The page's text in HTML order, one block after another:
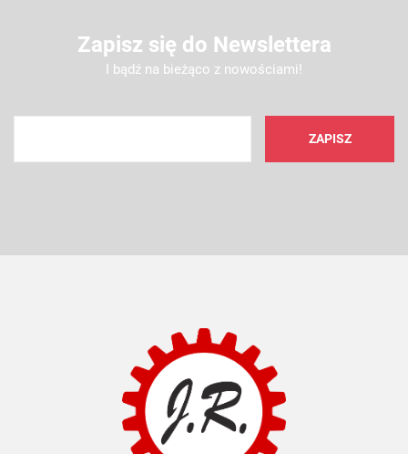
ANAM
Zapisz się do Newslettera
I bądź na bieżąco z nowościami!